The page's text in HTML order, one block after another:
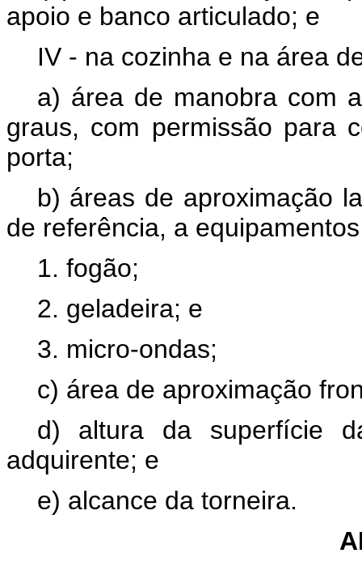
apoio e banco articulado; e
IV - na cozinha e na área
a) área de manobra com
graus, com permissão para
porta;
b) áreas de aproximação
de referência, a
1. fogão;
2. geladeira; e
3. micro-ondas;
c) área de aproximação
d) altura da superfície
adquirente; e
e) alcance da torneira.